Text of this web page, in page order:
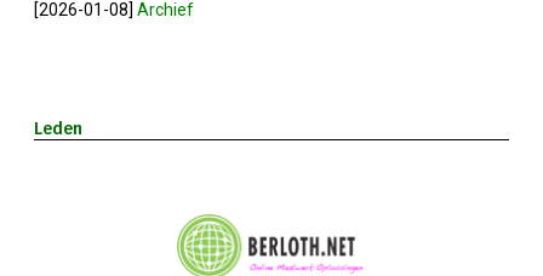
Oplichters Benaderen OVZ
[2026-01-08] Archief
Leden